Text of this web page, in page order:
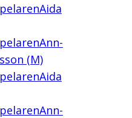
Aida
Ann-
(M)
Aida
Ann-